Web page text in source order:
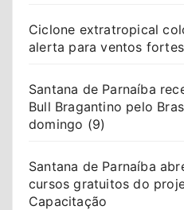
Ciclone extratropical
alerta para ventos
Santana de Parnaíba
Bull Bragantino pelo
domingo (9)
Santana de Parnaíba
cursos gratuitos do
Capacitação